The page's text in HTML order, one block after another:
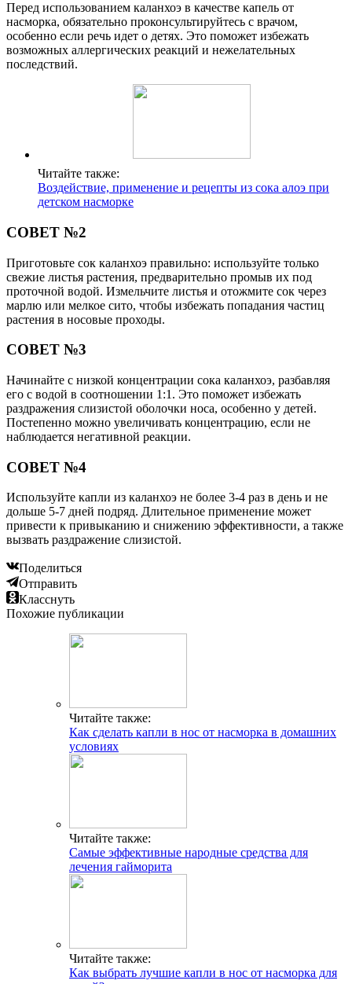
Перед использованием каланхоэ в качестве капель от
насморка, обязательно проконсультируйтесь с врачом,
особенно если речь идет о детях. Это поможет избежать
возможных аллергических реакций и нежелательных
последствий.
Читайте также:
Воздействие, применение и рецепты из сока алоэ при
детском насморке
СОВЕТ №2
Приготовьте сок каланхоэ правильно: используйте только
свежие листья растения, предварительно промыв их под
проточной водой. Измельчите листья и отожмите сок через
марлю или мелкое сито, чтобы избежать попадания частиц
растения в носовые проходы.
СОВЕТ №3
Начинайте с низкой концентрации сока каланхоэ, разбавляя
его с водой в соотношении 1:1. Это поможет избежать
раздражения слизистой оболочки носа, особенно у детей.
Постепенно можно увеличивать концентрацию, если не
наблюдается негативной реакции.
СОВЕТ №4
Используйте капли из каланхоэ не более 3-4 раз в день и не
дольше 5-7 дней подряд. Длительное применение может
привести к привыканию и снижению эффективности, а также
вызвать раздражение слизистой.
Поделиться
Отправить
Класснуть
Похожие публикации
Читайте также:
Как сделать капли в нос от насморка в домашних
условиях
Читайте также:
Самые эффективные народные средства для
лечения гайморита
Читайте также:
Как выбрать лучшие капли в нос от насморка для